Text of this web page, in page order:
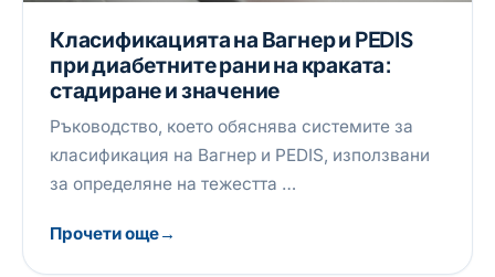
Класификацията на Вагнер и PEDIS
при диабетните рани на краката:
стадиране и значение
Ръководство, което обяснява системите за
класификация на Вагнер и PEDIS, използвани
за определяне на тежестта …
Прочети още